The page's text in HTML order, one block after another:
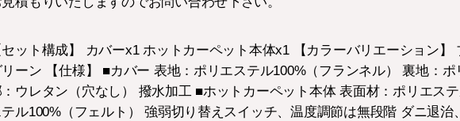
セット構成】 カバーx1 ホットカーペット本体x1 【カラーバリエーション】
リーン 【仕様】 ■カバー 表地：ポリエステル100%（フランネル） 裏地：
ウレタン（穴なし） 撥水加工 ■ホットカーペット本体 表面材：ポリエス
テル100%（フェルト） 強弱切り替えスイッチ、温度調節は無段階 ダニ退治